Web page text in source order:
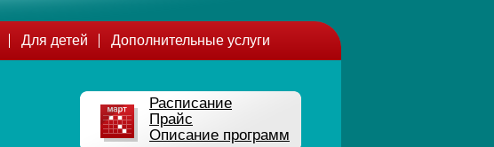
Для детей Дополнительные услуги
Расписание
Прайс
Описание программ